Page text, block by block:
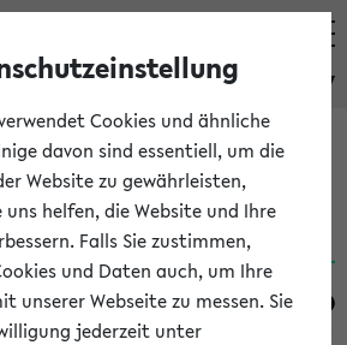
eKVV
im eKVV
Cookies und ähnliche
davon sind essentiell, um die
Website zu gewährleisten,
helfen, die Website und Ihre
Falls Sie zustimmen,
und Daten auch, um Ihre
unserer Webseite zu messen. Sie
jederzeit unter